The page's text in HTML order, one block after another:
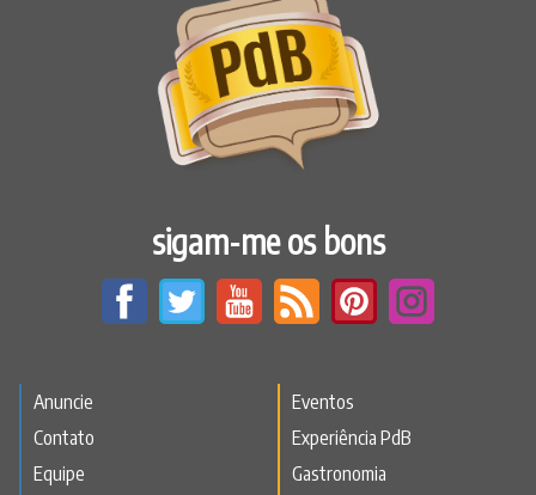
sigam-me os bons
Anuncie
Contato
Equipe
Eventos
Experiência PdB
Gastronomia